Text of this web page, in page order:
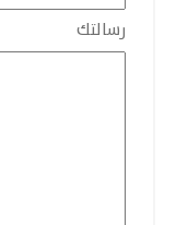
رسالتك